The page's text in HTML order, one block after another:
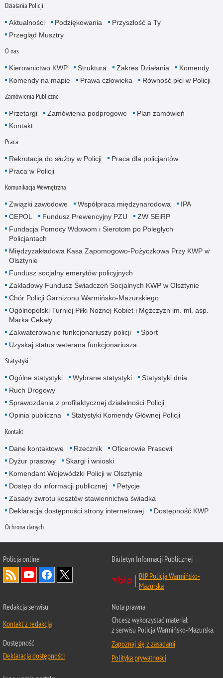
Działania Policji
Aktualności Podziękowania
Przyszłość a Ty
Przegląd Musztry
O nas
Kierownictwo KWP Struktura Zakres Działania
Komendy
Komendy na mapie
Prawa człowieka Równość płci w Policji
Zamówienia Publiczne
Przetargi Zamówienia podprogowe
Plan zamówień
Kontakt
Praca
Rekrutacja do służby w Policji
Praca dla policjantów
Praca w Policji
Komunikacja Wewnętrzna
Związki zawodowe Współpraca międzynarodowa
IPA
CEPOL
Fundusz Prewencyjny PZU
ZW SEiRP
Fundacja Pomocy Wdowom i Sierotom po Poległych
Policjantach
Międzyzakładowa Kasa Zapomogowo-Pożyczkowa Przy KWP w
Olsztynie
Fundusz socjalny emerytów policyjnych
Zakładowy Fundusz Świadczeń Socjalnych KWP w Olsztynie
Chór Policji Garnizonu Warmińsko-Mazurskiego
Ogólnopolski Turniej Piłki Nożnej Kobiet i Mężczyzn im. mł. asp.
Marka Cekały
Zakwaterowanie funkcjonariuszy policji
Sport
Uzyskaj status weterana funkcjonariusza
Statystyki
Ogólne statystyki Wybrane statystyki
Statystyki dnia
Ruch Drogowy
Sprawozdania z profilaktycznej działalności Policji
Opinia publiczna
Statystyki Komendy Głównej Policji
Kontakt
Dane kontaktowe Rzecznik
Oficerowie Prasowi
Dyżur prasowy
Skargi i wnioski
Komendant Wojewódzki Policji w Olsztynie
Dostęp do informacji publicznej
Petycje
Zasady zwrotu kosztów stawiennictwa świadka
Deklaracja dostępności strony internetowej
Dostępność KWP
Ochrona danych
Policja online
Biuletyn Informacji Publicznej
BIP Policja Warmińsko-
Mazurska
Redakcja serwisu
Kontakt z redakcją
Dostępność
Deklaracja dostępności
Nota prawna
Chcesz wykorzystać materiał
z serwisu Policja Warmińsko-Mazurska.
Zapoznaj się z zasadami
Polityka prywatności